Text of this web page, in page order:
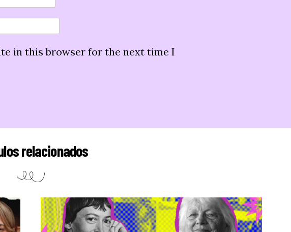
in this browser for the next time I
relacionados